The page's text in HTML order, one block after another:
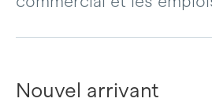
Nouvel arrivant